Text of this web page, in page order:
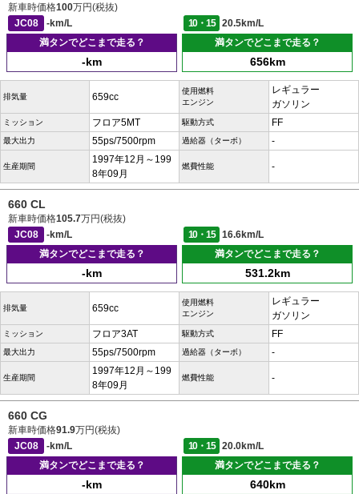
新車時価格100万円(税抜)
JC08
-km/L 10・15
20.5km/L
満タンでどこまで走る？
-km
満タンでどこまで走る？
656km
排気量 659cc
使用燃料
エンジン
レギュラー
ガソリン
ミッション フロア5MT 駆動方式 FF
最大出力 55ps/7500rpm 過給器（ターボ） -
生産期間
1997年12月～199
8年09月
燃費性能 -
660 CL
新車時価格105.7万円(税抜)
JC08
-km/L 10・15
16.6km/L
満タンでどこまで走る？
-km
満タンでどこまで走る？
531.2km
排気量 659cc
使用燃料
エンジン
レギュラー
ガソリン
ミッション フロア3AT 駆動方式 FF
最大出力 55ps/7500rpm 過給器（ターボ） -
生産期間
1997年12月～199
8年09月
燃費性能 -
660 CG
新車時価格91.9万円(税抜)
JC08
-km/L 10・15
20.0km/L
満タンでどこまで走る？
-km
満タンでどこまで走る？
640km